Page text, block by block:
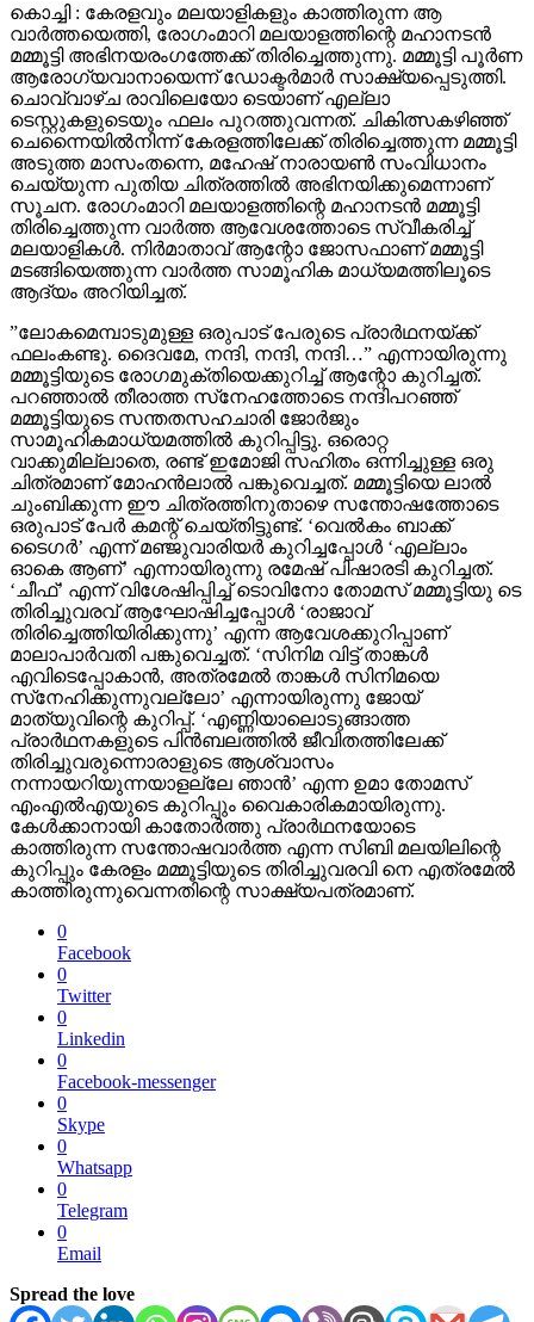
കൊച്ചി : കേരളവും മലയാളികളും കാത്തിരുന്ന ആ
വാര്‍ത്തയെത്തി, രോഗംമാറി മലയാളത്തിന്റെ മഹാനടന്‍
മമ്മൂട്ടി അഭിനയരംഗത്തേക്ക് തിരിച്ചെത്തുന്നു. മമ്മൂട്ടി പൂര്‍ണ
ആരോഗ്യവാനായെന്ന് ഡോക്ടര്‍മാര്‍ സാക്ഷ്യപ്പെടുത്തി.
ചൊവ്വാഴ്ച രാവിലെയോ ടെയാണ് എല്ലാ
ടെസ്റ്റുകളുടെയും ഫലം പുറത്തുവന്നത്. ചികിത്സകഴിഞ്ഞ്
ചെന്നൈയില്‍നിന്ന് കേരളത്തിലേക്ക് തിരിച്ചെത്തുന്ന മമ്മൂട്ടി
അടുത്ത മാസംതന്നെ, മഹേഷ് നാരായണ്‍ സംവിധാനം
ചെയ്യുന്ന പുതിയ ചിത്രത്തില്‍ അഭിനയിക്കുമെന്നാണ്
സൂചന. രോഗംമാറി മലയാളത്തിന്റെ മഹാനടന്‍ മമ്മൂട്ടി
തിരിച്ചെത്തുന്ന വാര്‍ത്ത ആവേശത്തോടെ സ്വീകരിച്ച്
മലയാളികള്‍. നിര്‍മാതാവ് ആന്റോ ജോസഫാണ് മമ്മൂട്ടി
മടങ്ങിയെത്തുന്ന വാര്‍ത്ത സാമൂഹിക മാധ്യമത്തിലൂടെ
ആദ്യം അറിയിച്ചത്.
”ലോകമെമ്പാടുമുള്ള ഒരുപാട് പേരുടെ പ്രാര്‍ഥനയ്ക്ക്
ഫലംകണ്ടു. ദൈവമേ, നന്ദി, നന്ദി, നന്ദി…” എന്നായിരുന്നു
മമ്മൂട്ടിയുടെ രോഗമുക്തിയെക്കുറിച്ച് ആന്റോ കുറിച്ചത്.
പറഞ്ഞാല്‍ തീരാത്ത സ്‌നേഹത്തോടെ നന്ദിപറഞ്ഞ്
മമ്മൂട്ടിയുടെ സന്തതസഹചാരി ജോര്‍ജും
സാമൂഹികമാധ്യമത്തില്‍ കുറിപ്പിട്ടു. ഒരൊറ്റ
വാക്കുമില്ലാതെ, രണ്ട് ഇമോജി സഹിതം ഒന്നിച്ചുള്ള ഒരു
ചിത്രമാണ് മോഹന്‍ലാല്‍ പങ്കുവെച്ചത്. മമ്മൂട്ടിയെ ലാല്‍
ചുംബിക്കുന്ന ഈ ചിത്രത്തിനുതാഴെ സന്തോഷത്തോടെ
ഒരുപാട് പേര്‍ കമന്റ് ചെയ്തിട്ടുണ്ട്. ‘വെല്‍കം ബാക്ക്
ടൈഗര്‍’ എന്ന് മഞ്ജുവാരിയര്‍ കുറിച്ചപ്പോള്‍ ‘എല്ലാം
ഓകെ ആണ്’ എന്നായിരുന്നു രമേഷ് പിഷാരടി കുറിച്ചത്.
‘ചീഫ്’ എന്ന് വിശേഷിപ്പിച്ച് ടൊവിനോ തോമസ് മമ്മൂട്ടിയു ടെ
തിരിച്ചുവരവ് ആഘോഷിച്ചപ്പോള്‍ ‘രാജാവ്
തിരിച്ചെത്തിയിരിക്കുന്നു’ എന്ന ആവേശക്കുറിപ്പാണ്
മാലാപാര്‍വതി പങ്കുവെച്ചത്. ‘സിനിമ വിട്ട് താങ്കള്‍
എവിടെപ്പോകാന്‍, അത്രമേല്‍ താങ്കള്‍ സിനിമയെ
സ്‌നേഹിക്കുന്നുവല്ലോ’ എന്നായിരുന്നു ജോയ്
മാത്യുവിന്റെ കുറിപ്പ്. ‘എണ്ണിയാലൊടുങ്ങാത്ത
പ്രാര്‍ഥനകളുടെ പിന്‍ബലത്തില്‍ ജീവിതത്തിലേക്ക്
തിരിച്ചുവരുന്നൊരാളുടെ ആശ്വാസം
നന്നായറിയുന്നയാളല്ലേ ഞാന്‍’ എന്ന ഉമാ തോമസ്
എംഎല്‍എയുടെ കുറിപ്പും വൈകാരികമായിരുന്നു.
കേള്‍ക്കാനായി കാതോര്‍ത്തു പ്രാര്‍ഥനയോടെ
കാത്തിരുന്ന സന്തോഷവാര്‍ത്ത എന്ന സിബി മലയിലിന്റെ
കുറിപ്പും കേരളം മമ്മൂട്ടിയുടെ തിരിച്ചുവരവി നെ എത്രമേല്‍
കാത്തിരുന്നുവെന്നതിന്റെ സാക്ഷ്യപത്രമാണ്.
0
Facebook
0
Twitter
0
Linkedin
0
Facebook-messenger
0
Skype
0
Whatsapp
0
Telegram
0
Email
Spread the love